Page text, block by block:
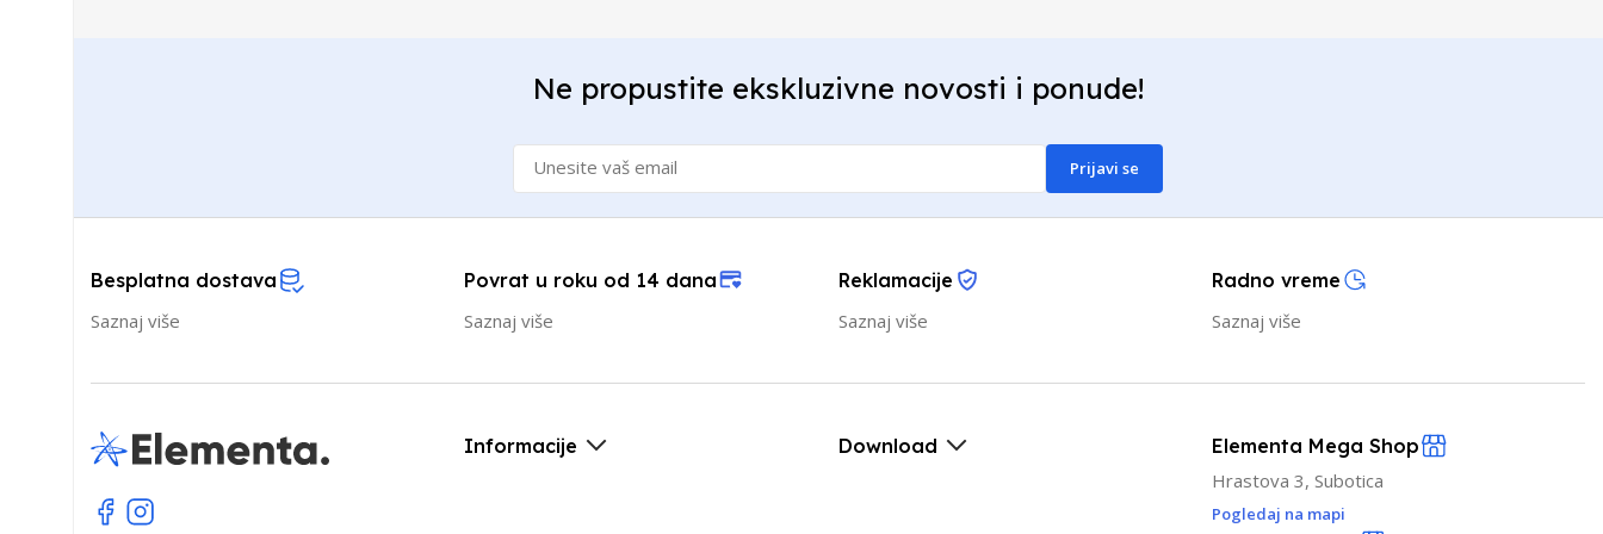
Ne propustite ekskluzivne novosti i ponude!
Prijavi se
Besplatna dostava
Saznaj više
Povrat u roku od 14 dana
Saznaj više
Reklamacije
Saznaj više
Radno vreme
Saznaj više
Informacije Download
Elementa Mega Shop
Hrastova 3, Subotica
Pogledaj na mapi